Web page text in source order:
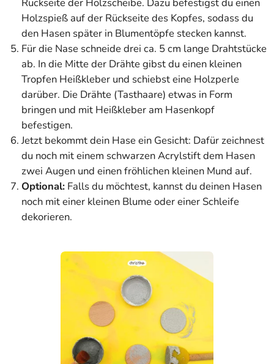
Rückseite der Holzscheibe. Dazu befestigst du einen
Holzspieß auf der Rückseite des Kopfes, sodass du
den Hasen später in Blumentöpfe stecken kannst.
Für die Nase schneide drei ca. 5 cm lange Drahtstücke
ab. In die Mitte der Drähte gibst du einen kleinen
Tropfen Heißkleber und schiebst eine Holzperle
darüber. Die Drähte (Tasthaare) etwas in Form
bringen und mit Heißkleber am Hasenkopf
befestigen.
Jetzt bekommt dein Hase ein Gesicht: Dafür zeichnest
du noch mit einem schwarzen Acrylstift dem Hasen
zwei Augen und einen fröhlichen kleinen Mund auf.
Optional: Falls du möchtest, kannst du deinen Hasen
noch mit einer kleinen Blume oder einer Schleife
dekorieren.